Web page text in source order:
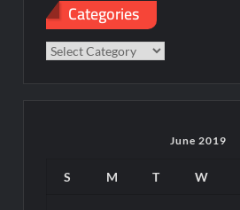
Categories
Categories
June 2019
S M T W